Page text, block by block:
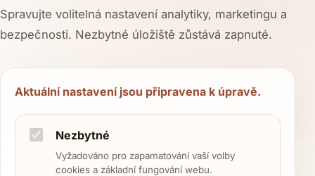
Spravujte volitelná nastavení analytiky, marketingu a
bezpečnosti. Nezbytné úložiště zůstává zapnuté.
Aktuální nastavení jsou připravena k úpravě.
Nezbytné
Vyžadováno pro zapamatování vaší volby
cookies a základní fungování webu.